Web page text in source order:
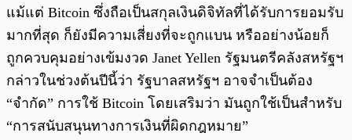
แม้แต่ Bitcoin ซึ่งถือเป็นสกุลเงินดิจิทัลที่ได้รับการยอมรับ
มากที่สุด ก็ยังมีความเสี่ยงที่จะถูกแบน หรืออย่างน้อยก็
ถูกควบคุมอย่างเข้มงวด Janet Yellen รัฐมนตรีคลังสหรัฐฯ
กล่าวในช่วงต้นปีนี้ว่า รัฐบาลสหรัฐฯ อาจจำเป็นต้อง
“จำกัด” การใช้ Bitcoin โดยเสริมว่า มันถูกใช้เป็นสำหรับ
“การสนับสนุนทางการเงินที่ผิดกฎหมาย”